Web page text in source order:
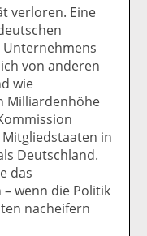
uf
F
ac
e
b
o
o
k
te
il
e
n
wi
tt
er
n
uf
n
k
e
di
n
te
il
n
er
m
ai
l
v
se
n
d
e
n
n
verloren. Eine
Unternehmens
von anderen
wie
Milliardenhöhe
in
Deutschland.
das
wenn die Politik
nacheifern